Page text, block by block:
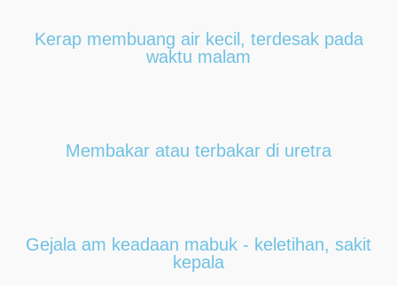
Kerap membuang air kecil, terdesak pada
waktu malam
Membakar atau terbakar di uretra
Gejala am keadaan mabuk - keletihan, sakit
kepala